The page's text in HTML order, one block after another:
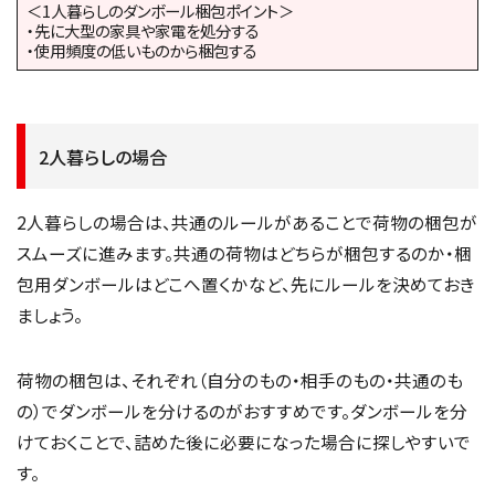
＜1人暮らしのダンボール梱包ポイント＞
・先に大型の家具や家電を処分する
・使用頻度の低いものから梱包する
2人暮らしの場合
2人暮らしの場合は、共通のルールがあることで荷物の梱包が
スムーズに進みます。共通の荷物はどちらが梱包するのか・梱
包用ダンボールはどこへ置くかなど、先にルールを決めておき
ましょう。
荷物の梱包は、それぞれ（自分のもの・相手のもの・共通のも
の）でダンボールを分けるのがおすすめです。ダンボールを分
けておくことで、詰めた後に必要になった場合に探しやすいで
す。